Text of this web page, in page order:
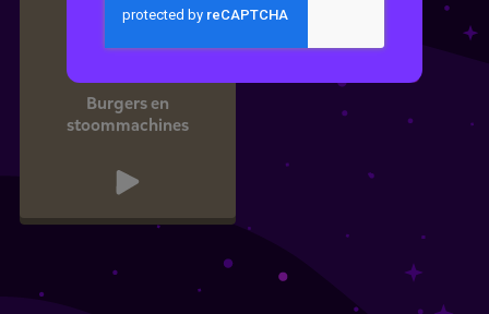
Burgers en
stoommachines